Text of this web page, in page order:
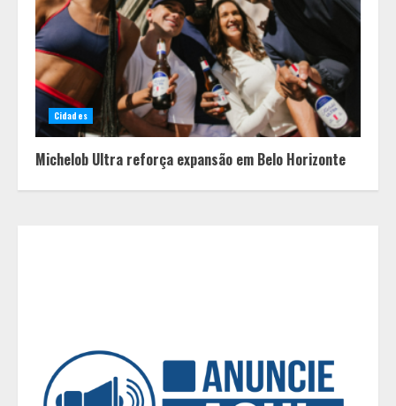
Cidades
Michelob Ultra reforça expansão em Belo Horizonte
BH recebe novos investimentos no
Mercure Belo Horizonte Savassi
Aliança entre Kalil e PSDB redefine
cenário eleitoral e embaralha
em Minas
programação de família no Dia dos
Pais